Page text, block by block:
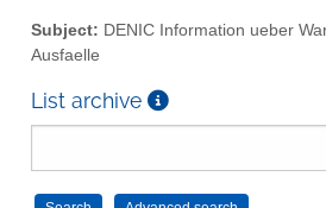
Subject: DENIC Information ueber
Ausfaelle
List archive